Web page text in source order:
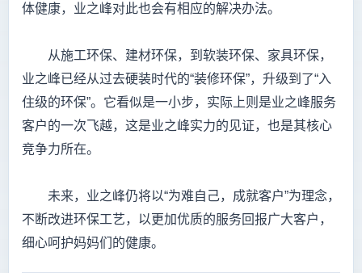
体健康，业之峰对此也会有相应的解决办法。
从施工环保、建材环保，到软装环保、家具环保，
业之峰已经从过去硬装时代的“装修环保”，升级到了“入
住级的环保”。它看似是一小步，实际上则是业之峰服务
客户的一次飞越，这是业之峰实力的见证，也是其核心
竞争力所在。
未来，业之峰仍将以“为难自己，成就客户”为理念，
不断改进环保工艺，以更加优质的服务回报广大客户，
细心呵护妈妈们的健康。